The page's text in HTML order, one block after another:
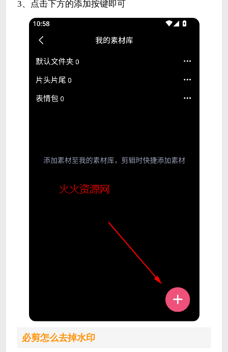
3、点击下方的添加按键即可
必剪怎么去掉水印